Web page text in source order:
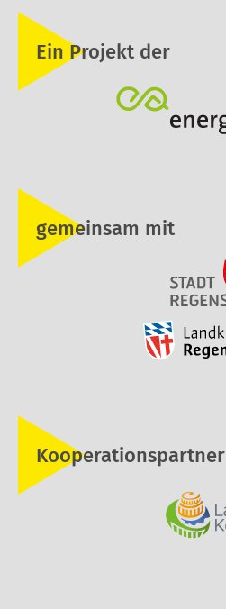
Ein Projekt der
gemeinsam mit
Kooperationspartner